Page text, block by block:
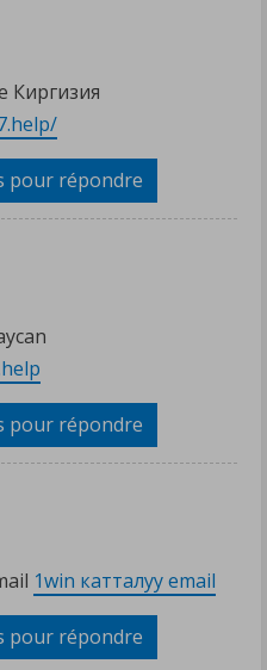
Киргизия
pour répondre
pour répondre
1win катталуу email
pour répondre